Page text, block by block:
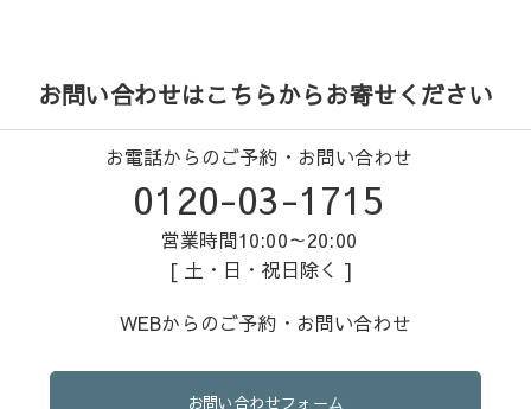
お問い合わせはこちらからお寄せください
お電話からのご予約・お問い合わせ
0120-03-1715
営業時間10:00～20:00
[ 土・日・祝日除く ]
WEBからのご予約・お問い合わせ
お問い合わせフォーム